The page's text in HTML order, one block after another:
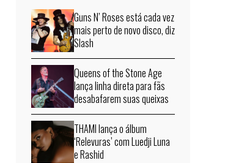
Guns N’ Roses está cada vez
mais perto de novo disco, diz
Slash
Queens of the Stone Age
lança linha direta para fãs
desabafarem suas queixas
THAMI lança o álbum
‘Relevuras’ com Luedji Luna
e Rashid